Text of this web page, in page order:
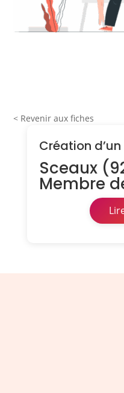
< Revenir aux fiches
Création
Sceaux
Membre